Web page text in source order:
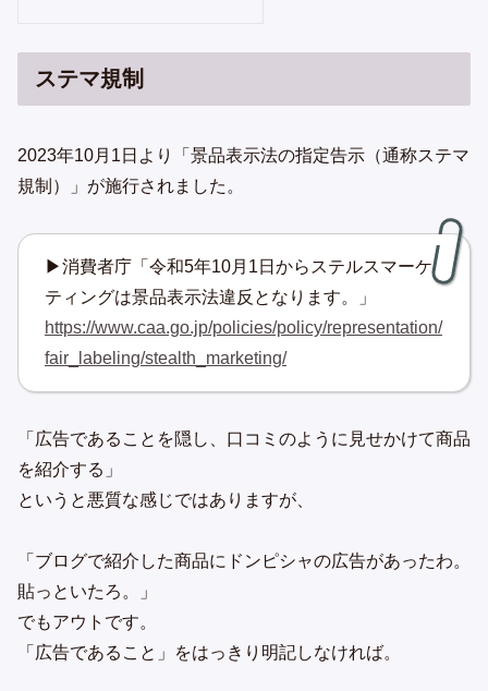
ステマ規制
2023年10月1日より「景品表示法の指定告示（通称ステマ
規制）」が施行されました。
▶消費者庁「令和5年10月1日からステルスマーケ
ティングは景品表示法違反となります。」
https://www.caa.go.jp/policies/policy/representation/
fair_labeling/stealth_marketing/
「広告であることを隠し、口コミのように見せかけて商品
を紹介する」
というと悪質な感じではありますが、
「ブログで紹介した商品にドンピシャの広告があったわ。
貼っといたろ。」
でもアウトです。
「広告であること」をはっきり明記しなければ。